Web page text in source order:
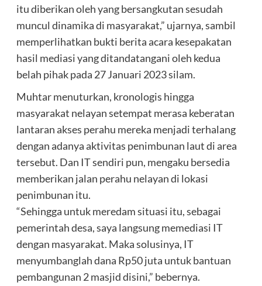
itu diberikan oleh yang bersangkutan sesudah
muncul dinamika di masyarakat,” ujarnya, sambil
memperlihatkan bukti berita acara kesepakatan
hasil mediasi yang ditandatangani oleh kedua
belah pihak pada 27 Januari 2023 silam.
Muhtar menuturkan, kronologis hingga
masyarakat nelayan setempat merasa keberatan
lantaran akses perahu mereka menjadi terhalang
dengan adanya aktivitas penimbunan laut di area
tersebut. Dan IT sendiri pun, mengaku bersedia
memberikan jalan perahu nelayan di lokasi
penimbunan itu.
“Sehingga untuk meredam situasi itu, sebagai
pemerintah desa, saya langsung memediasi IT
dengan masyarakat. Maka solusinya, IT
menyumbanglah dana Rp50 juta untuk bantuan
pembangunan 2 masjid disini,” bebernya.